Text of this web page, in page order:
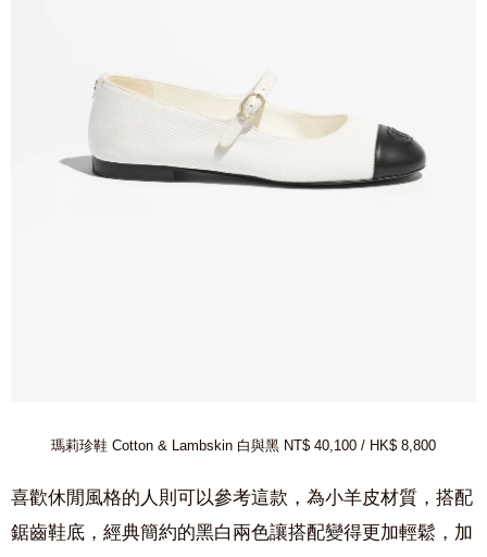
瑪莉珍鞋 Cotton & Lambskin 白與黑 NT$ 40,100 / HK$ 8,800
喜歡休閒風格的人則可以參考這款，為小羊皮材質，搭配
鋸齒鞋底，經典簡約的黑白兩色讓搭配變得更加輕鬆，加